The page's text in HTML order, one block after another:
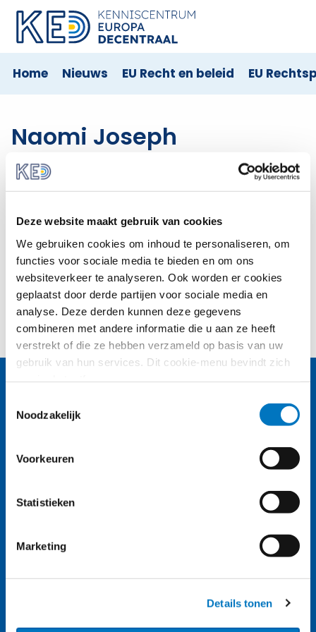
Deze website maakt gebruik van cookies
We gebruiken cookies om inhoud te personaliseren, om
functies voor sociale media te bieden en om ons
websiteverkeer te analyseren. Ook worden er cookies
geplaatst door derde partijen voor sociale media en
analyse. Deze derden kunnen deze gegevens
combineren met andere informatie die u aan ze heeft
verstrekt of die ze hebben verzameld op basis van uw
gebruik van hun services. Dit cookie-menu bevindt zich
Noodzakelijk
Voorkeuren
Statistieken
Marketing
Details tonen
Home Nieuws EU Recht en beleid EU
Naomi Joseph
Naomi Joseph was stagiair bij KED in 2020.
De adviseurs van Kenniscentrum Europa decentraal
de publicatie en updates van de content op de
website. Daarnaast geven zij presentaties en
participeren zij in netwerken.
Bekijk de berichten vanNaomi Joseph
2514 JS Den Haag
About us (English)
A-Z index